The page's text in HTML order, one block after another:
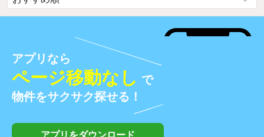
アプリなら
ページ移動なし で
物件をサクサク探せる！